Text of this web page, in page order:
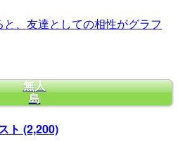
、友達としての相性がグラフ
無人
島
ト (2,200)